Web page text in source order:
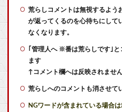
【艦これ】バニ黒潮親潮 他
【艦これ】デイス 他
【艦これ】オオヤマトウサギ 他
【ウマ娘】スズカさんと同じ声
荒らしコメントは無視するよう
が返ってくるのを心待ちにして
なくなります。
｢管理人へ ※番は荒らしです｣と
ます
↑コメント欄へは反映されませ
荒らしへのコメントも消させて
NGワードが含まれている場合